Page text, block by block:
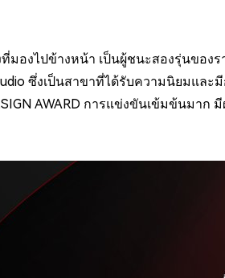
มองไปข้างหน้า เป็นผู้ชนะสองรุ่นของ
ซึ่งเป็นสาขาที่ได้รับความนิยมและ
AWARD การแข่งขันเข้มข้นมา